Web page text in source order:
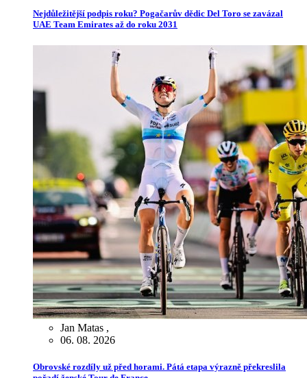
Nejdůležitější podpis roku? Pogačarův dědic Del Toro se zavázal
UAE Team Emirates až do roku 2031
Jan Matas ,
06. 08. 2026
Obrovské rozdíly už před horami. Pátá etapa výrazně překreslila